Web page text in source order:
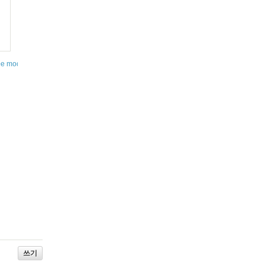
modes of operation for an ESME: transmitter, receiver and transceiver.
쓰기